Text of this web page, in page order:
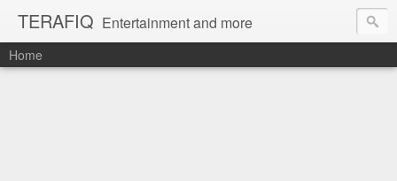
TERAFIQ Entertainment and more
Home